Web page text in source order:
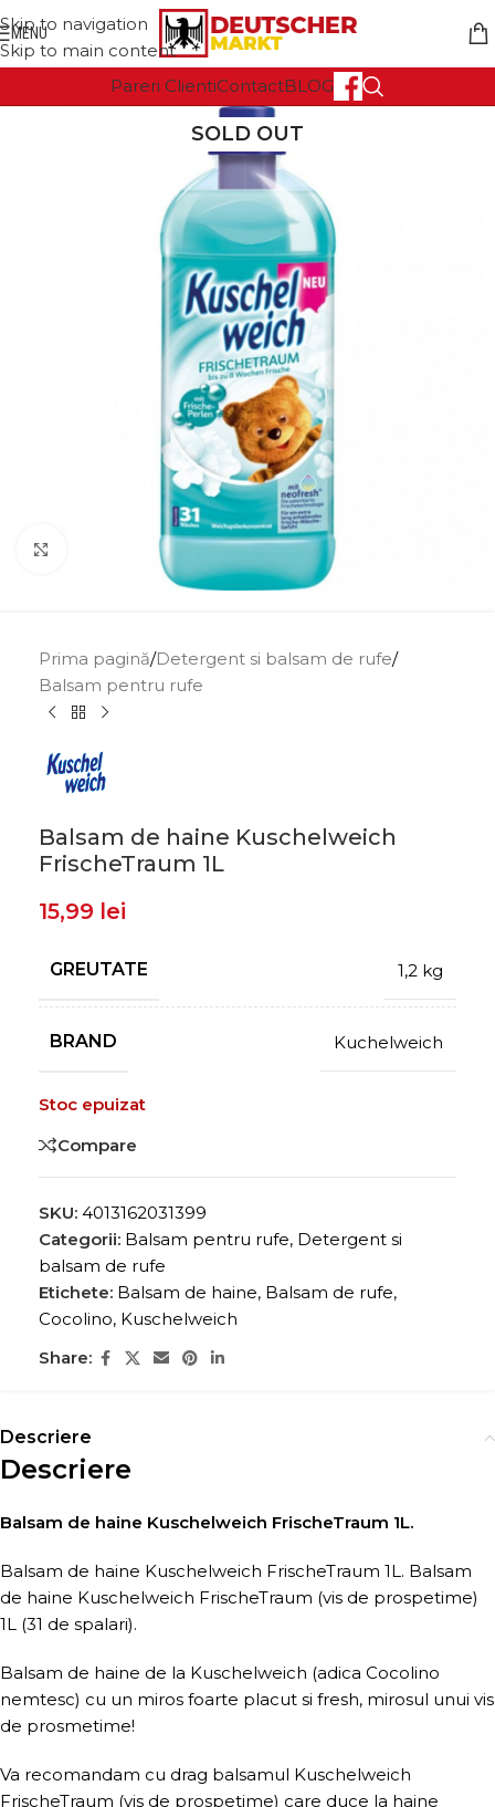
Skip to navigation
Skip to main content
MENU
Pareri ClientiContactBLOG
SOLD OUT
Click to enlarge
Prima pagină/Detergent si balsam de rufe/
Balsam pentru rufe
Balsam de haine Kuschelweich
FrischeTraum 1L
15,99 lei
GREUTATE 1,2 kg
BRAND Kuchelweich
Stoc epuizat
Compare
SKU: 4013162031399
Categorii: Balsam pentru rufe, Detergent si
balsam de rufe
Etichete: Balsam de haine, Balsam de rufe,
Cocolino, Kuschelweich
Share:
Descriere
Descriere
Balsam de haine Kuschelweich FrischeTraum 1L.
Balsam de haine Kuschelweich FrischeTraum 1L. Balsam
de haine Kuschelweich FrischeTraum (vis de prospetime)
1L (31 de spalari).
Balsam de haine de la Kuschelweich (adica Cocolino
nemtesc) cu un miros foarte placut si fresh, mirosul unui vis
de prosmetime!
Va recomandam cu drag balsamul Kuschelweich
FrischeTraum (vis de prospetime) care duce la haine